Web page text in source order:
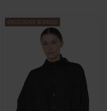
ØKOLOGISK BOMULD